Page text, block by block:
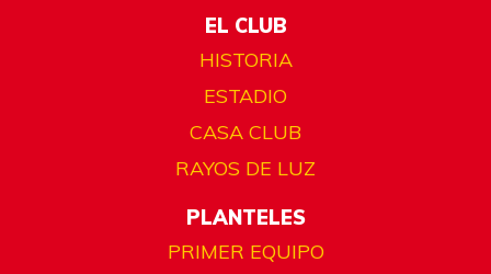
EL CLUB
HISTORIA
ESTADIO
CASA CLUB
RAYOS DE LUZ
PLANTELES
PRIMER EQUIPO